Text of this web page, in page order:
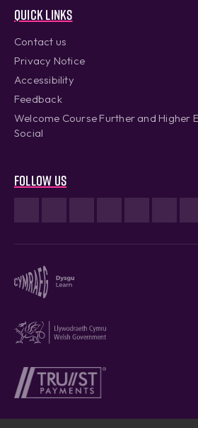
Quick links
Contact us
Privacy Notice
Accessibility
Feedback
Welcome Course Further and Higher
Social
Follow us